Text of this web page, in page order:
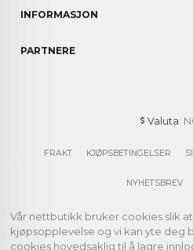
INFORMASJON
PARTNERE
Valuta:
FRAKT KJØPSBETINGELSER
NYHETSBREV
Vår nettbutikk bruker cookies slik
kjøpsopplevelse og vi kan yte deg
cookies hovedsaklig til å lagre